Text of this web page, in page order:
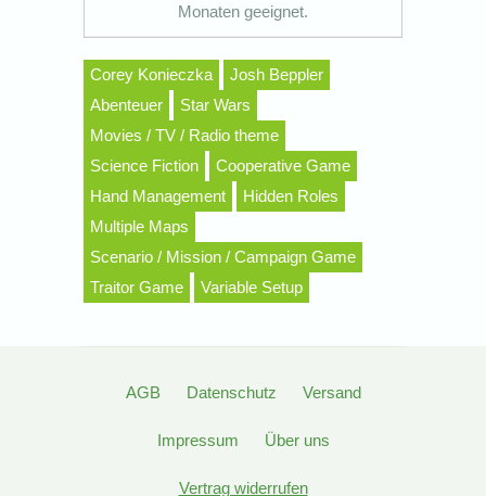
Monaten geeignet.
Corey Konieczka
Josh Beppler
Abenteuer
Star Wars
Movies / TV / Radio theme
Science Fiction
Cooperative Game
Hand Management
Hidden Roles
Multiple Maps
Scenario / Mission / Campaign Game
Traitor Game
Variable Setup
AGB Datenschutz Versand
Impressum Über uns
Vertrag widerrufen